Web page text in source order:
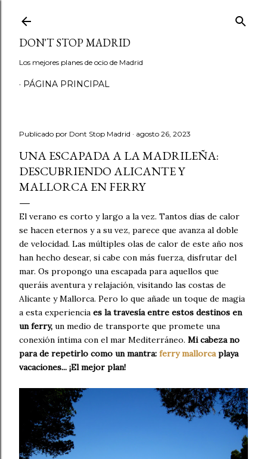
DON'T STOP MADRID
Los mejores planes de ocio de Madrid
PÁGINA PRINCIPAL
Publicado por Dont Stop Madrid agosto 26, 2023
UNA ESCAPADA A LA MADRILEÑA:
DESCUBRIENDO ALICANTE Y
MALLORCA EN FERRY
El verano es corto y largo a la vez. Tantos días de calor
se hacen eternos y a su vez, parece que avanza al doble
de velocidad. Las múltiples olas de calor de este año nos
han hecho desear, si cabe con más fuerza, disfrutar del
mar. Os propongo una escapada para aquellos que
queráis aventura y relajación, visitando las costas de
Alicante y Mallorca. Pero lo que añade un toque de magia
a esta experiencia es la travesía entre estos destinos en
un ferry, un medio de transporte que promete una
conexión íntima con el mar Mediterráneo. Mi cabeza no
para de repetirlo como un mantra: ferry mallorcaplaya
vacaciones... ¡El mejor plan!